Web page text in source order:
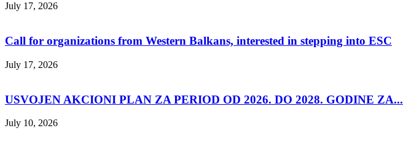
July 17, 2026
Call for organizations from Western Balkans, interested in stepping into ESC
July 17, 2026
USVOJEN AKCIONI PLAN ZA PERIOD OD 2026. DO 2028. GODINE ZA...
July 10, 2026